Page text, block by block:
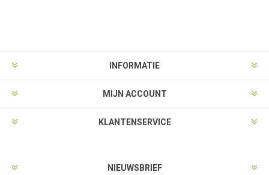
INFORMATIE
MIJN ACCOUNT
KLANTENSERVICE
NIEUWSBRIEF